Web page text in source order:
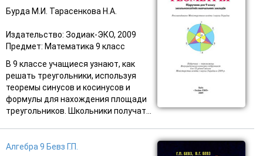
Бурда М.И. Тарасенкова Н.А.
Издательство: Зодиак-ЭКО, 2009
Предмет: Математика 9 класс
В 9 классе учащиеся узнают, как
решать треугольники, используя
теоремы синусов и косинусов и
формулы для нахождения площади
треугольников. Школьники получат...
Алгебра 9 Бевз Г.П.